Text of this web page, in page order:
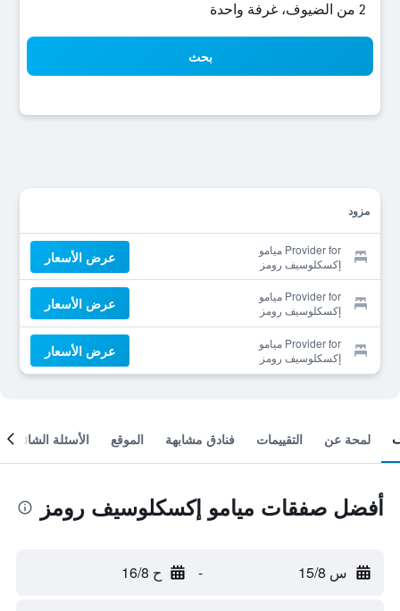
2 من الضيوف، غرفة واحدة
بحث
مزود
Provider for ميامو
إكسكلوسيف رومز
عرض الأسعار
Provider for ميامو
إكسكلوسيف رومز
عرض الأسعار
Provider for ميامو
إكسكلوسيف رومز
عرض الأسعار
لمحة عن التقييمات فنادق مشابهة الموقع الأسئلة الشائعة
أفضل صفقات ميامو إكسكلوسيف رومز
س 15/8 - ح 16/8